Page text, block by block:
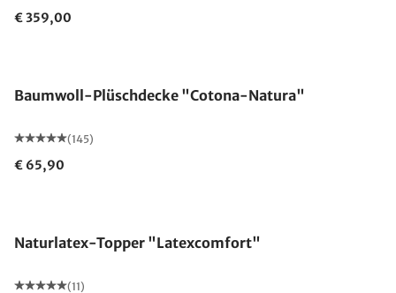
€ 359,00
Baumwoll-Plüschdecke "Cotona-Natura"
(145)
€ 65,90
Naturlatex-Topper "Latexcomfort"
(11)